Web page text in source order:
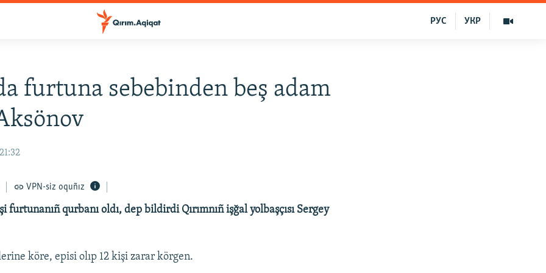
УКР
РУС
furtuna sebebinden beş adam
VPN-siz oquñız
furtunanıñ qurbanı oldı, dep bildirdi Qırımnıñ işğal yolbaşçısı Sergey
köre, episi olıp 12 kişi zarar körgen.